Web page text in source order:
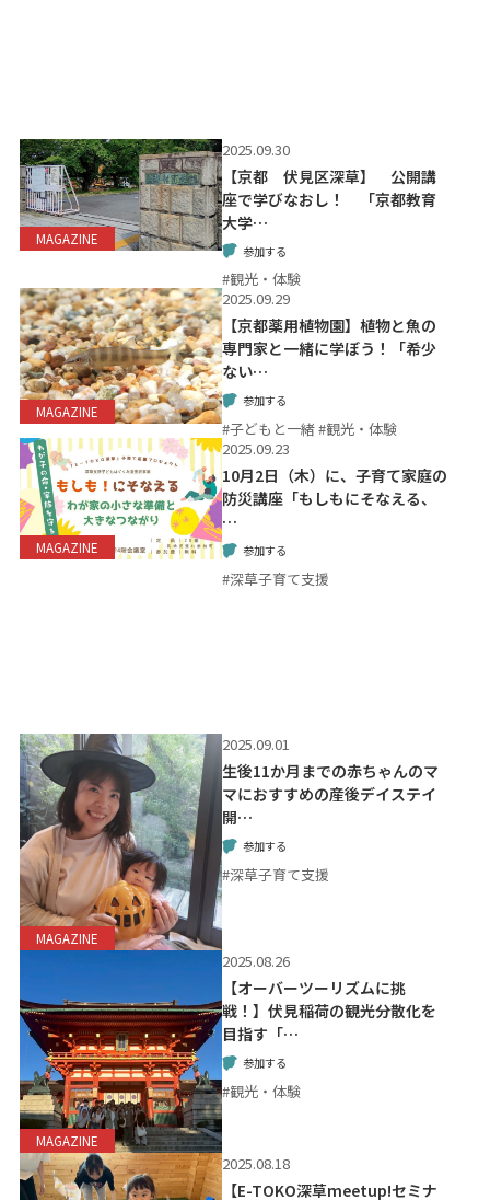
MAGAZINE
2025.09.30
【京都 伏見区深草】 公開講
座で学びなおし！ 「京都教育
大学…
参加する
#観光・体験
MAGAZINE
2025.09.29
【京都薬用植物園】植物と魚の
専門家と一緒に学ぼう！「希少
ない…
参加する
#子どもと一緒 #観光・体験
MAGAZINE
2025.09.23
10月2日（木）に、子育て家庭の
防災講座「もしもにそなえる、
…
参加する
#深草子育て支援
MAGAZINE
2025.09.01
生後11か月までの赤ちゃんのマ
マにおすすめの産後デイステイ
開…
参加する
#深草子育て支援
MAGAZINE
2025.08.26
【オーバーツーリズムに挑
戦！】伏見稲荷の観光分散化を
目指す「…
参加する
#観光・体験
2025.08.18
【E-TOKO深草meetup!セミナ